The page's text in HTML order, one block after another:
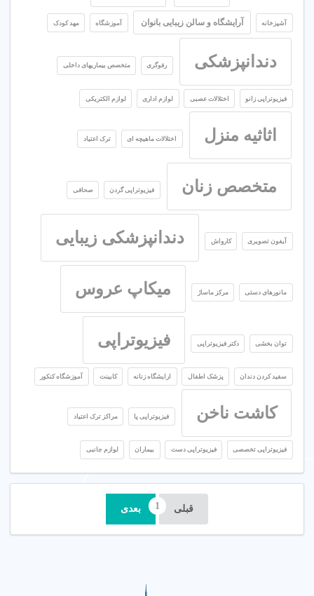
آشپزخانه آرایشگاه و سالن زیبایی بانوان آموزشگاه مهد کودک
دندانپزشکی رفوگری متخصص بیماریهای داخلی
فیزیوتراپی زانو اختلالات عصبی لوازم اداری لوازم الکتریکی
اثاثیه منزل اختلالات ماهیچه ای ترک اعتیاد
متخصص زنان فیزیوتراپی گردن صحافی
آیفون تصویری کارواش دندانپزشکی زیبایی
مانورهای دستی مرکز ماساژ میکاپ عروس
توان بخشی دکتر فیزیوتراپی فیزیوتراپی
سفید کردن دندان پزشک اطفال ارایشگاه زنانه کابینت آموزشگاه کنکور
کاشت ناخن فیزیوتراپی پا مراکز ترک اعتیاد
فیزیوتراپی تخصصی فیزیوتراپی دست بیماران لوازم جانبی
قبلی بعدی